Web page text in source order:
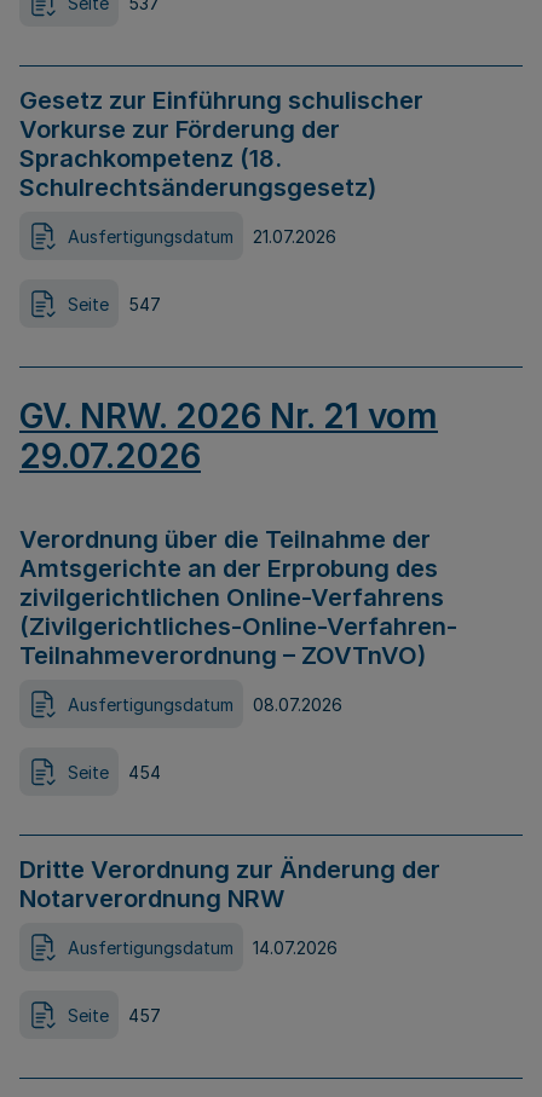
Gesetz zur Einführung schulischer
Vorkurse zur Förderung der
Sprachkompetenz (18.
Schulrechtsänderungsgesetz)
Ausfertigungsdatum 21.07.2026
Seite 547
GV. NRW. 2026 Nr. 21 vom
29.07.2026
Verordnung über die Teilnahme der
Amtsgerichte an der Erprobung des
zivilgerichtlichen Online-Verfahrens
(Zivilgerichtliches-Online-Verfahren-
Teilnahmeverordnung – ZOVTnVO)
Ausfertigungsdatum 08.07.2026
Seite 454
Dritte Verordnung zur Änderung der
Notarverordnung NRW
Ausfertigungsdatum 14.07.2026
Seite 457